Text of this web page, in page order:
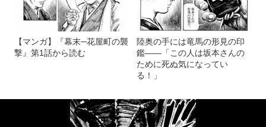
【マンガ】『幕末─花屋町の襲
撃』第1話から読む
陸奥の手には竜馬の形見の印
鑑――「この人は坂本さんの
ために死ぬ気になってい
る！」